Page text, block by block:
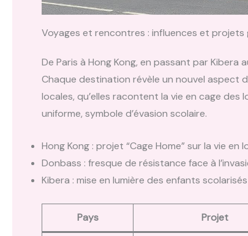
Voyages et rencontres : influences et projets
De Paris à Hong Kong, en passant par Kibera
Chaque destination révèle un nouvel aspect
locales, qu’elles racontent la vie en cage des
uniforme, symbole d’évasion scolaire.
Hong Kong : projet “Cage Home” sur la vie en
Donbass : fresque de résistance face à
Kibera : mise en lumière des enfants
Pays Projet